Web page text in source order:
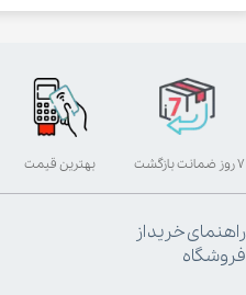
بهترین قیمت ۷ روز ضمانت بازگشت
راهنمای خرید از
فروشگاه